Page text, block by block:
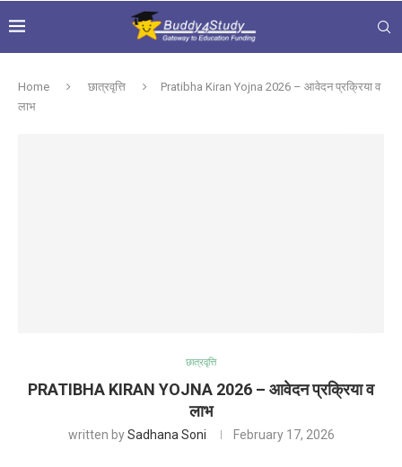
Home छात्रवृत्ति
Pratibha Kiran Yojna 2026 – आवेदन प्रक्रिया व
लाभ
छात्रवृत्ति
PRATIBHA KIRAN YOJNA 2026 – आवेदन प्रक्रिया व
लाभ
written bySadhana Soni February 17, 2026